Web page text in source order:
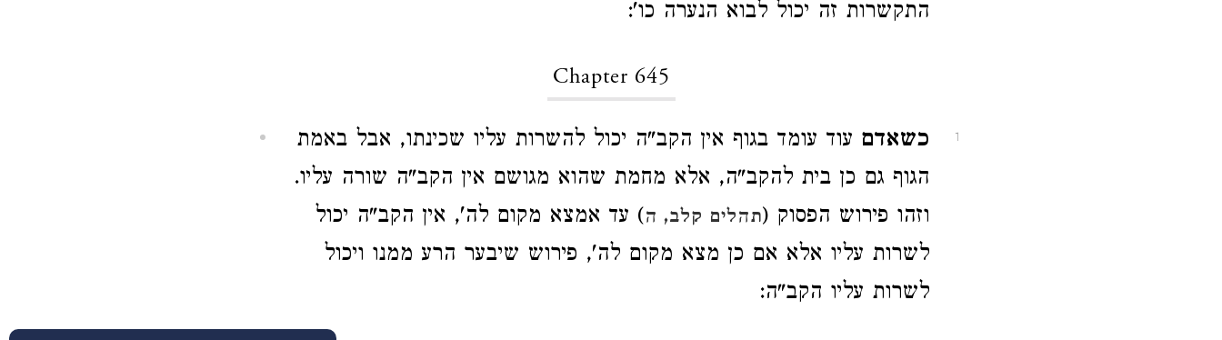
התקשרות זה יכול לבוא הנערה כו':
Chapter 645
1 כשאדם עוד עומד בגוף אין הקב"ה יכול להשרות עליו שכינתו, אבל באמת
הגוף גם כן בית להקב"ה, אלא מחמת שהוא מגושם אין הקב"ה שורה עליו.
וזהו פירוש הפסוק (תהלים קלב, ה) עד אמצא מקום לה', אין הקב"ה יכול
לשרות עליו אלא אם כן מצא מקום לה', פירוש שיבער הרע ממנו ויכול
לשרות עליו הקב"ה: